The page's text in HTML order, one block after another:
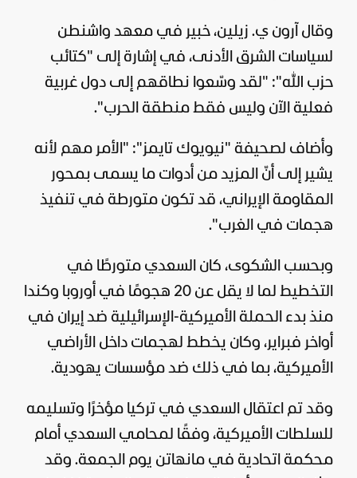
وقال آرون ي. زيلين، خبير في معهد واشنطن
لسياسات الشرق الأدنى، في إشارة إلى "كتائب
حزب الله": "لقد وسّعوا نطاقهم إلى دول غربية
فعلية الآن وليس فقط منطقة الحرب".
وأضاف لصحيفة "نيويوك تايمز": " الأمر مهم لأنه
يشير إلى أنّ المزيد من أدوات ما يسمى بمحور
المقاومة الإيراني، قد تكون متورطة في تنفيذ
هجمات في الغرب".
وبحسب الشكوى، كان السعدي متورطًا في
التخطيط لما لا يقل عن 20 هجومًا في أوروبا وكندا
منذ بدء الحملة الأميركية-الإسرائيلية ضد إيران في
أواخر فبراير، وكان يخطط لهجمات داخل الأراضي
الأميركية، بما في ذلك ضد مؤسسات يهودية.
وقد تم اعتقال السعدي في تركيا مؤخرًا وتسليمه
للسلطات الأميركية، وفقًا لمحامي السعدي أمام
محكمة اتحادية في مانهاتن يوم الجمعة. وقد